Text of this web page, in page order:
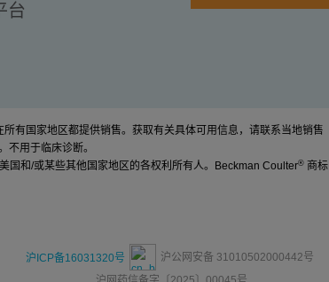
台
有国家地区都提供销售。获取有关具体可用信息，请联系当地销售
不用于临床诊断。
国和/或某些其他国家地区的各权利所有人。Beckman Coulter® 商标
沪ICP备16031320号
沪公网安备 31010502000442号